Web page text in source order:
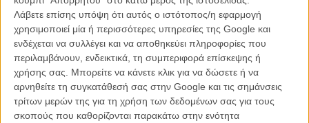
Λάβετε επίσης υπόψη ότι αυτός ο ιστότοπος/η εφαρμογή
χρησιμοποιεί μία ή περισσότερες υπηρεσίες της Google και
ενδέχεται να συλλέγει και να αποθηκεύει πληροφορίες που
περιλαμβάνουν, ενδεικτικά, τη συμπεριφορά επίσκεψης ή
χρήσης σας. Μπορείτε να κάνετε κλικ για να δώσετε ή να
αρνηθείτε τη συγκατάθεσή σας στην Google και τις σημάνσεις
τρίτων μερών της για τη χρήση των δεδομένων σας για τους
σκοπούς που καθορίζονται παρακάτω στην ενότητα
Το ÉCU βγαίνει στο δρόμο και κάνει στάση στην Αθήνα
ΝΕΑ /05 ΦΕΒ 2014/ Λήδα Γαλανού
200 Minutes of Extended Terror: γιορτάζουμε το Halloween
όπως του πρέπει, στο six d.o.g.s
ΝΕΑ 30 ΟΚΤ 2013 / Flix Team